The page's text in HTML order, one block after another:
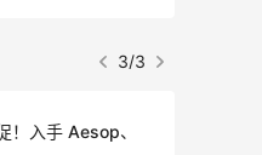
3/3
！入手 Aesop、